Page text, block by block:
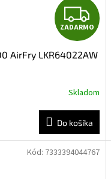
Z
A
D
A
R
M
ZADARMO
AirFry LKR64022AW
Skladom
Do košíka
Kód: 7333394044767